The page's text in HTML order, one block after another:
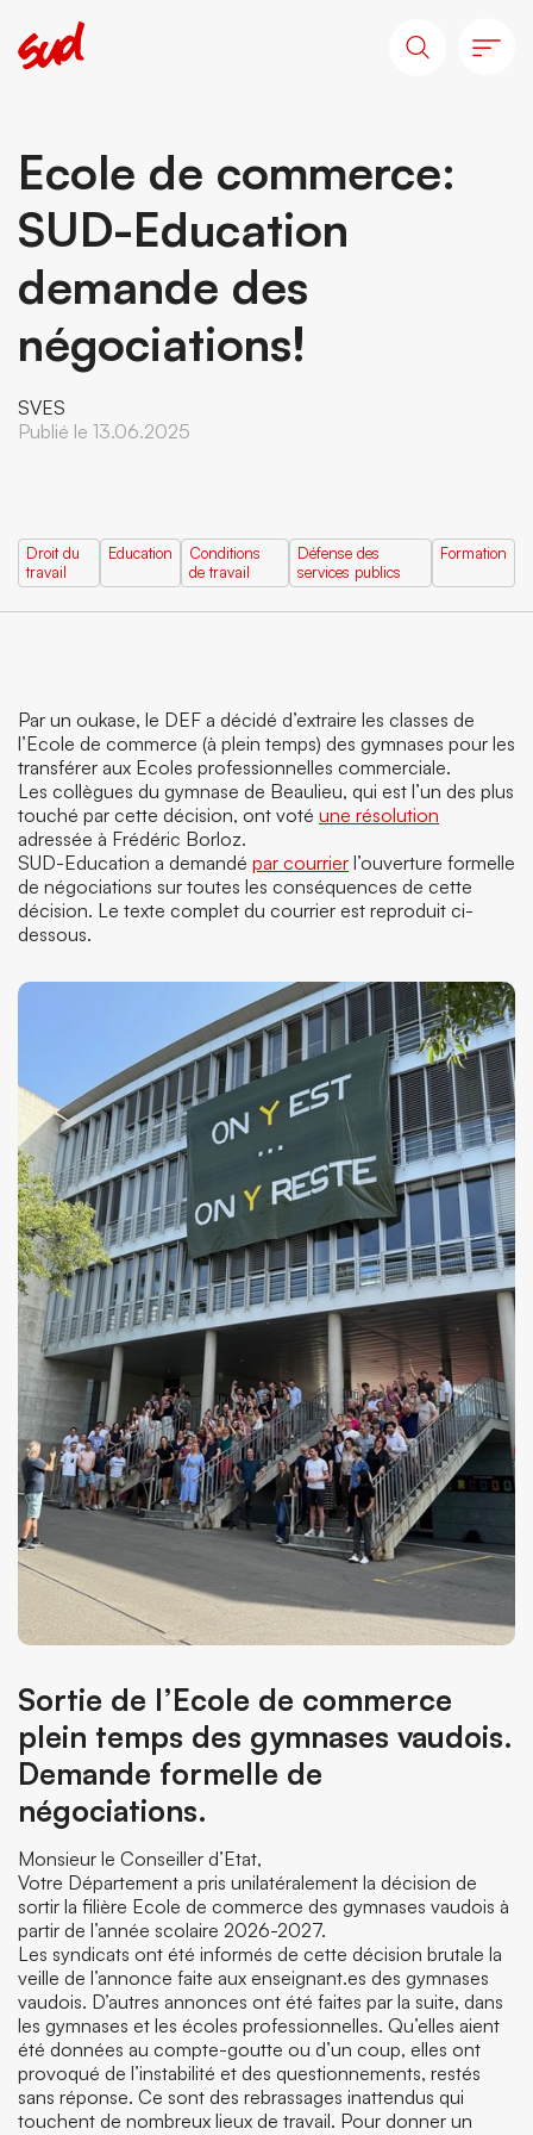
Ecole de commerce:
SUD-Education
demande des
négociations!
SVES
Publié le 13.06.2025
Droit du
travail
Education
Conditions
de travail
Défense des
services publics
Formation
Par un oukase, le DEF a décidé d’extraire les classes de
l’Ecole de commerce (à plein temps) des gymnases pour les
transférer aux Ecoles professionnelles commerciale.
Les collègues du gymnase de Beaulieu, qui est l’un des plus
touché par cette décision, ont voté une résolution
adressée à Frédéric Borloz.
SUD-Education a demandé par courrier l’ouverture formelle
de négociations sur toutes les conséquences de cette
décision. Le texte complet du courrier est reproduit ci-
dessous.
Sortie de l’Ecole de commerce
plein temps des gymnases vaudois.
Demande formelle de
négociations.
Monsieur le Conseiller d’Etat,
Votre Département a pris unilatéralement la décision de
sortir la filière Ecole de commerce des gymnases vaudois à
partir de l’année scolaire 2026-2027.
Les syndicats ont été informés de cette décision brutale la
veille de l’annonce faite aux enseignant.es des gymnases
vaudois. D’autres annonces ont été faites par la suite, dans
les gymnases et les écoles professionnelles. Qu’elles aient
été données au compte-goutte ou d’un coup, elles ont
provoqué de l’instabilité et des questionnements, restés
sans réponse. Ce sont des rebrassages inattendus qui
touchent de nombreux lieux de travail. Pour donner un